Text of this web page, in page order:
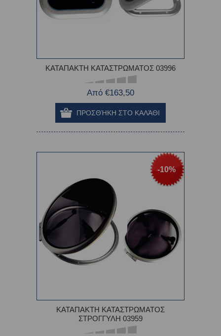
ΚΑΤΑΠΑΚΤΗ ΚΑΤΑΣΤΡΩΜΑΤΟΣ 03996
Από €163,50
-10%
ΚΑΤΑΠΑΚΤΗ ΚΑΤΑΣΤΡΩΜΑΤΟΣ
ΣΤΡΟΓΓΥΛΗ 03959